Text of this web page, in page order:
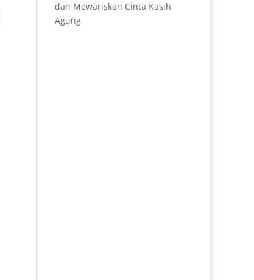
dan Mewariskan Cinta Kasih
Agung